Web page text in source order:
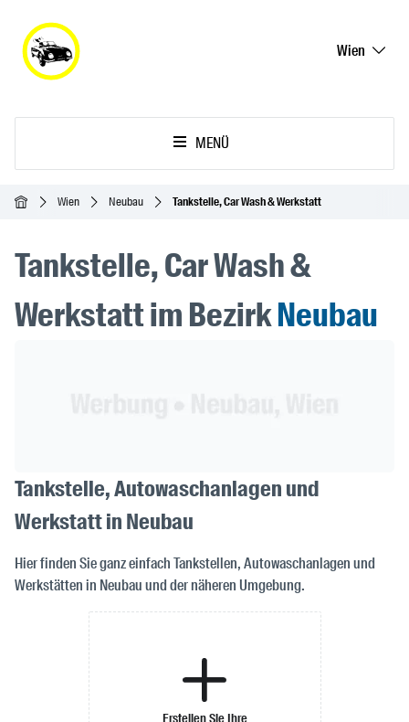
Wien
MENÜ
StartseiteWien Neubau Tankstelle, Car Wash & Werkstatt
Tankstelle, Car Wash &
Werkstatt im BezirkNeubau
Tankstelle, Autowaschanlagen und
Werkstatt in Neubau
Hier finden Sie ganz einfach Tankstellen, Autowaschanlagen und
Werkstätten in Neubau und der näheren Umgebung.
Erstellen Sie Ihre